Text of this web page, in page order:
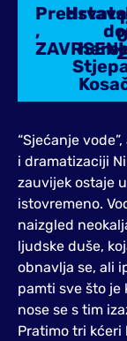
Predstava
,
ZAVRSENI
“Sjećanje
i dramatizaciji
zauvijek ostaje
istovremeno.
naizgled
ljudske duše,
obnavlja se, ali
pamti sve što je
nose se s tim
Pratimo tri kćeri